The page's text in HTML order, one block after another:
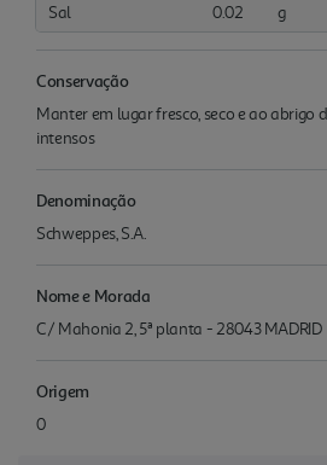
Sal
0.02 g
Conservação
Manter em lugar fresco, seco e ao abrigo
intensos
Denominação
Schweppes, S.A.
Nome e Morada
C/ Mahonia 2, 5ª planta - 28043 MADRID
Origem
0